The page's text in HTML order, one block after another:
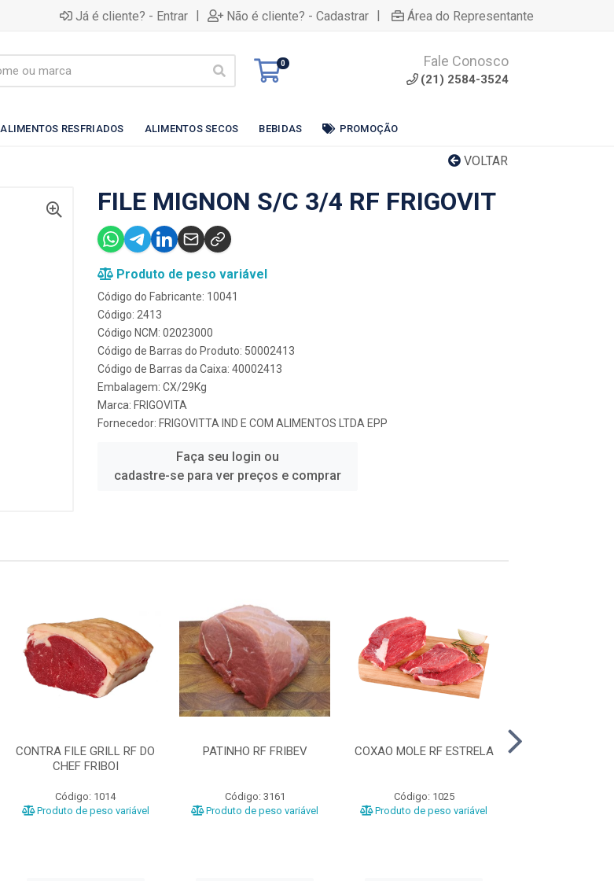
Já é cliente? - Entrar | Não é cliente? - Cadastrar | Área do Representante
0 Fale Conosco
(21) 2584-3524
ALIMENTOS RESFRIADOS ALIMENTOS SECOS BEBIDAS PROMOÇÃO
VOLTAR
FILE MIGNON S/C 3/4 RF FRIGOVIT
Produto de peso variável
Código do Fabricante: 10041
Código: 2413
Código NCM: 02023000
Código de Barras do Produto: 50002413
Código de Barras da Caixa: 40002413
Embalagem: CX/29Kg
Marca: FRIGOVITA
Fornecedor: FRIGOVITTA IND E COM ALIMENTOS LTDA EPP
Faça seu login ou
cadastre-se para ver preços e comprar
CONTRA FILE GRILL RF DO
CHEF FRIBOI
Código: 1014
Produto de peso variável
PATINHO RF FRIBEV
Código: 3161
Produto de peso variável
COXAO MOLE RF ESTRELA
Código: 1025
Produto de peso variável